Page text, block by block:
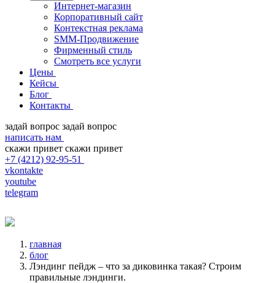
Интернет-магазин
Корпоративный сайт
Контекстная реклама
SMM-Продвижение
Фирменный стиль
Смотреть все услуги
Цены
Кейсы
Блог
Контакты
задай вопрос задай вопрос
написать нам
скажи привет скажи привет
+7 (4212) 92-95-51
vkontakte
youtube
telegram
главная
блог
Лэндинг пейдж – что за диковинка такая? Строим
правильные лэндинги.